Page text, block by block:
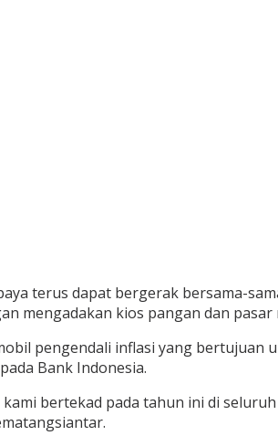
terus dapat bergerak bersama-
mengadakan kios pangan dan pasar
pengendali inflasi yang
Bank Indonesia.
bertekad pada tahun ini di